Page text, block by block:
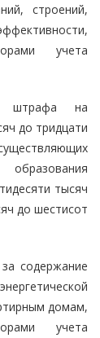
строений,
учета
штрафа на
до тридцати
образования
тысяч
до шестисот
содержание
домам,
учета